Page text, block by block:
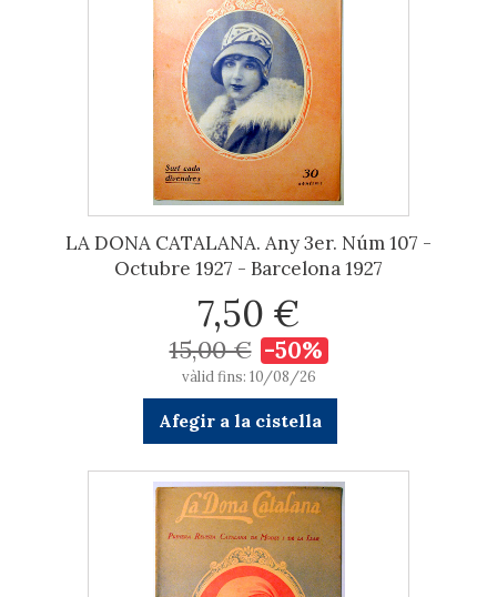
LA DONA CATALANA. Any 3er. Núm 107 -
Octubre 1927 - Barcelona 1927
7,50 €
15,00 € -50%
vàlid fins: 10/08/26
Afegir a la cistella